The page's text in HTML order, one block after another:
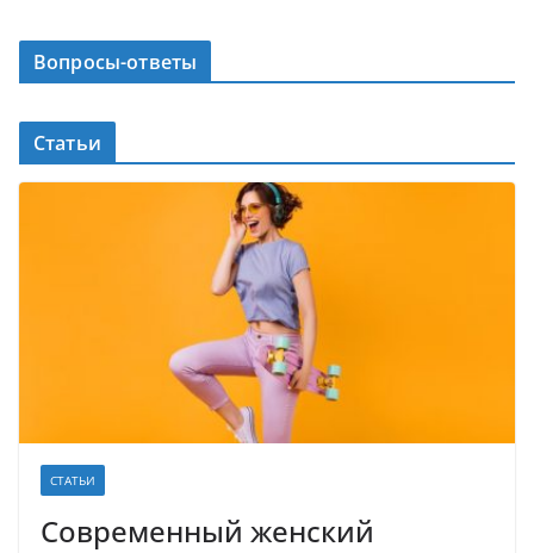
Вопросы-ответы
Статьи
СТАТЬИ
Современный женский